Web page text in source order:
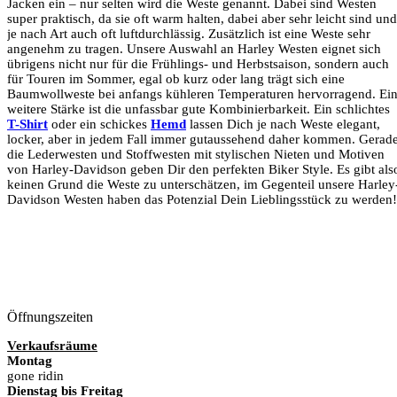
Jacken ein – nur selten wird die Weste genannt. Dabei sind Westen
super praktisch, da sie oft warm halten, dabei aber sehr leicht sind und
je nach Art auch oft luftdurchlässig. Zusätzlich ist eine Weste sehr
angenehm zu tragen. Unsere Auswahl an Harley Westen eignet sich
übrigens nicht nur für die Frühlings- und Herbstsaison, sondern auch
für Touren im Sommer, egal ob kurz oder lang trägt sich eine
Baumwollweste bei anfangs kühleren Temperaturen hervorragend.
weitere Stärke ist die unfassbar gute Kombinierbarkeit. Ein schlichtes
T-Shirt oder ein schickes Hemd lassen Dich je nach Weste elegant,
locker, aber in jedem Fall immer gutaussehend daher kommen.
die Lederwesten und Stoffwesten mit stylischen Nieten und Motiven
von Harley-Davidson geben Dir den perfekten Biker Style. Es gibt
keinen Grund die Weste zu unterschätzen, im Gegenteil unsere
Davidson Westen haben das Potenzial Dein Lieblingsstück zu werden!
Öffnungszeiten
Verkaufsräume
Montag
gone ridin
Dienstag bis Freitag